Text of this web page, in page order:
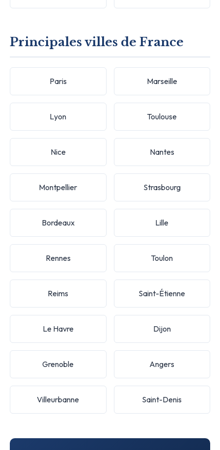
Principales villes de France
Paris Marseille
Lyon Toulouse
Nice Nantes
Montpellier Strasbourg
Bordeaux Lille
Rennes Toulon
Reims Saint-Étienne
Le Havre Dijon
Grenoble Angers
Villeurbanne Saint-Denis